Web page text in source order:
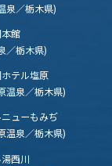
泉／栃木県)
館
／栃木県)
テル塩原
温泉／栃木県)
ューもみぢ
温泉／栃木県)
西川